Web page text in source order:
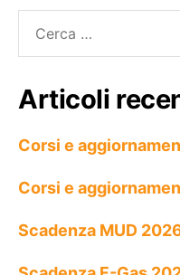
Articoli
Corsi e
Corsi e
Scadenza MUD